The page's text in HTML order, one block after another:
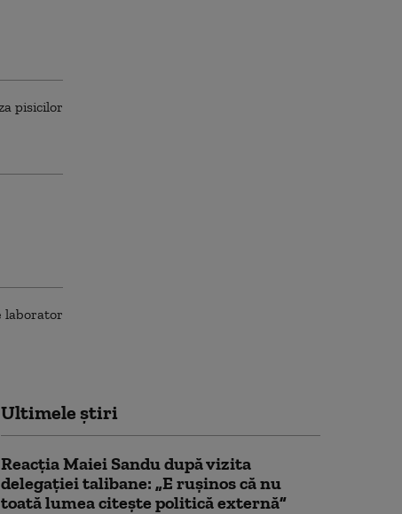
Ultimele știri
Reacția Maiei Sandu după vizita
delegaţiei talibane: „E ruşinos că nu
toată lumea citeşte politică externă”